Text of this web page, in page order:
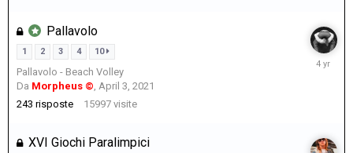
Pallavolo
1 2 3 4 10
Pallavolo - Beach Volley
Da Morpheus ©, April 3, 2021
243 risposte 15997 visite
August
XVI Giochi Paralimpici